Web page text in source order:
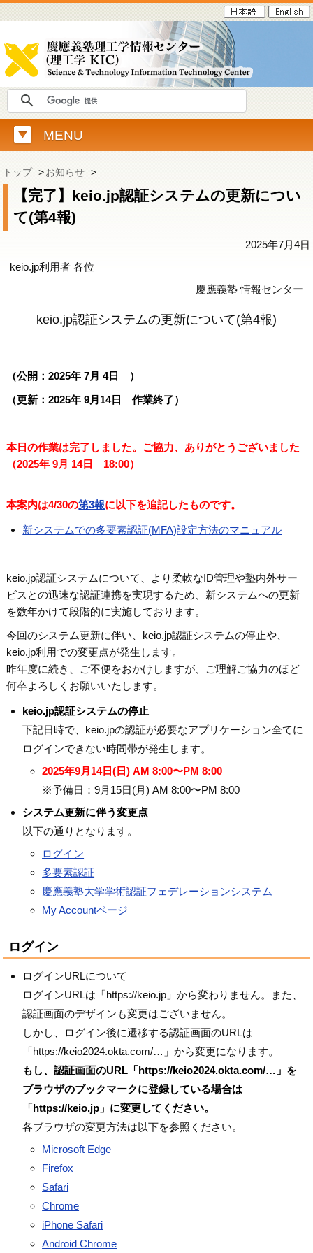
MENU
トップ >お知らせ >
【完了】keio.jp認証システムの更新につい
て(第4報)
2025年7月4日
keio.jp利用者 各位
慶應義塾 情報センター
keio.jp認証システムの更新について(第4報)
（公開：2025年 7月 4日 ）
（更新：2025年 9月14日 作業終了）
本日の作業は完了しました。ご協力、ありがとうございました
（2025年 9月 14日 18:00）
本案内は4/30の第3報に以下を追記したものです。
新システムでの多要素認証(MFA)設定方法のマニュアル
keio.jp認証システムについて、より柔軟なID管理や塾内外サー
ビスとの迅速な認証連携を実現するため、新システムへの更新
を数年かけて段階的に実施しております。
今回のシステム更新に伴い、keio.jp認証システムの停止や、
keio.jp利用での変更点が発生します。
昨年度に続き、ご不便をおかけしますが、ご理解ご協力のほど
何卒よろしくお願いいたします。
keio.jp認証システムの停止
下記日時で、keio.jpの認証が必要なアプリケーション全てに
ログインできない時間帯が発生します。
2025年9月14日(日) AM 8:00〜PM 8:00
※予備日：9月15日(月) AM 8:00〜PM 8:00
システム更新に伴う変更点
以下の通りとなります。
ログイン
多要素認証
慶應義塾大学学術認証フェデレーションシステム
My Accountページ
ログイン
ログインURLについて
ログインURLは「https://keio.jp」から変わりません。また、
認証画面のデザインも変更はございません。
しかし、ログイン後に遷移する認証画面のURLは
「https://keio2024.okta.com/…」から変更になります。
もし、認証画面のURL「https://keio2024.okta.com/…」を
ブラウザのブックマークに登録している場合は
「https://keio.jp」に変更してください。
各ブラウザの変更方法は以下を参照ください。
Microsoft Edge
Firefox
Safari
Chrome
iPhone Safari
Android Chrome